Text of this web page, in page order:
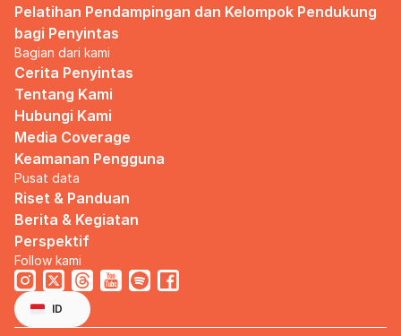
Pelatihan Pendampingan dan Kelompok Pendukung
bagi Penyintas
Bagian dari kami
Cerita Penyintas
Tentang Kami
Hubungi Kami
Media Coverage
Keamanan Pengguna
Pusat data
Riset & Panduan
Berita & Kegiatan
Perspektif
Follow kami
Select Language
ID